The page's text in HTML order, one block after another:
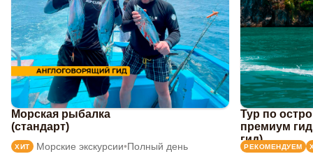
Морская рыбалка
(стандарт)
ХИТ Морские экскурсии•Полный день
Тур по
премиум
гид)
РЕКОМЕНДУЕМ